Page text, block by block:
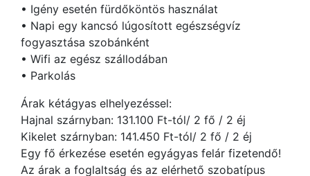
• Igény esetén fürdőköntös használat
• Napi egy kancsó lúgosított egészségvíz
fogyasztása szobánként
• Wifi az egész szállodában
• Parkolás
Árak kétágyas elhelyezéssel:
Hajnal szárnyban: 131.100 Ft-tól/ 2 fő / 2 éj
Kikelet szárnyban: 141.450 Ft-tól/ 2 fő / 2 éj
Egy fő érkezése esetén egyágyas felár fizetendő!
Az árak a foglaltság és az elérhető szobatípus